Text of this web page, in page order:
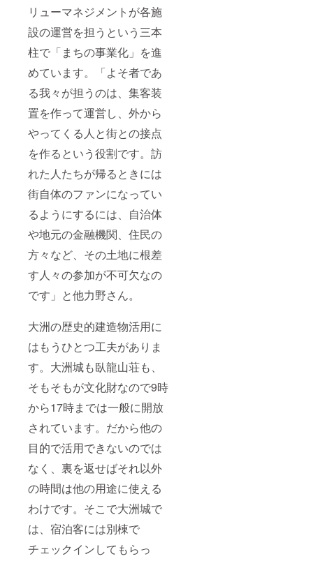
リューマネジメントが各施
設の運営を担うという三本
柱で「まちの事業化」を進
めています。「よそ者であ
る我々が担うのは、集客装
置を作って運営し、外から
やってくる人と街との接点
を作るという役割です。訪
れた人たちが帰るときには
街自体のファンになってい
るようにするには、自治体
や地元の金融機関、住民の
方々など、その土地に根差
す人々の参加が不可欠なの
です」と他力野さん。
大洲の歴史的建造物活用に
はもうひとつ工夫がありま
す。大洲城も臥龍山荘も、
そもそもが文化財なので9時
から17時までは一般に開放
されています。だから他の
目的で活用できないのでは
なく、裏を返せばそれ以外
の時間は他の用途に使える
わけです。そこで大洲城で
は、宿泊客には別棟で
チェックインしてもらっ